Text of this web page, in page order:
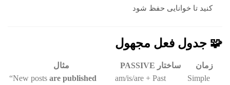
کنید تا خوانایی حفظ شود
🧩 جدول فعل مجهول
زمان ساختار PASSIVE
مثال
Simple
am/is/are + Past
“New posts are published